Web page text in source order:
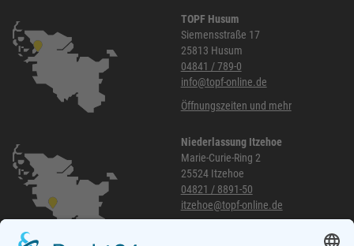
TOPF Husum
Siemensstraße 17
25813 Husum
04841 / 789-0
info@topf-online.de
Öffnungszeiten und mehr
Niederlassung Itzehoe
Marie-Curie-Ring 2
25524 Itzehoe
04821 / 8891-50
itzehoe@topf-online.de